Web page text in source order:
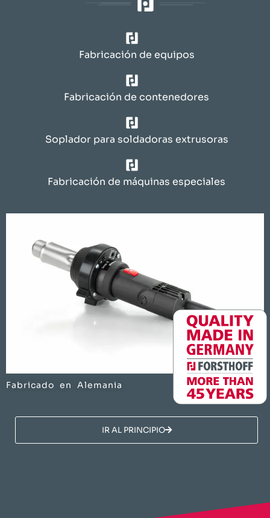
Fabricación de equipos
Fabricación de contenedores
Soplador para soldadoras extrusoras
Fabricación de máquinas especiales
Fabricado en Alemania
​IR AL PRINCIPIO​